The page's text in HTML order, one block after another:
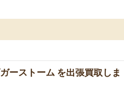
ーストーム を出張買取しま